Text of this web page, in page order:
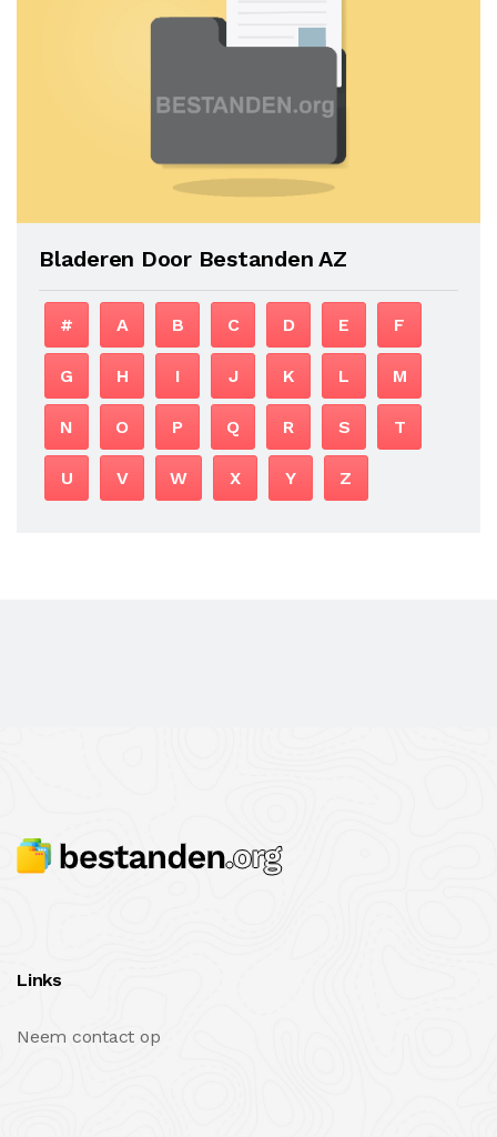
Bladeren Door Bestanden AZ
# A B C D E F
G H I J K L M
N O P Q R S T
U V W X Y Z
Links
Neem contact op